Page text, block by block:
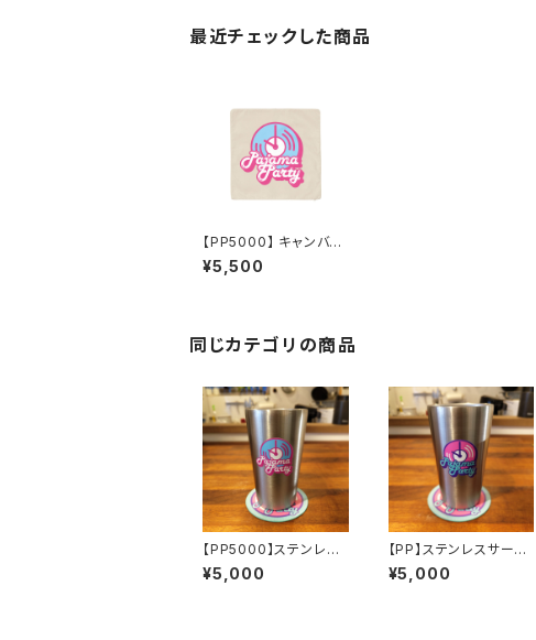
最近チェックした商品
【PP5000】 キャンバス
スクエア クッションカバ
ー（ナチュラル）
¥5,500
同じカテゴリの商品
【PP5000】ステンレス
サーモタンブラー 450
ml（初回限定コースタ
¥5,000
【PP】ステンレスサーモ
タンブラー 450ml（初
回限定コースター付）
¥5,000